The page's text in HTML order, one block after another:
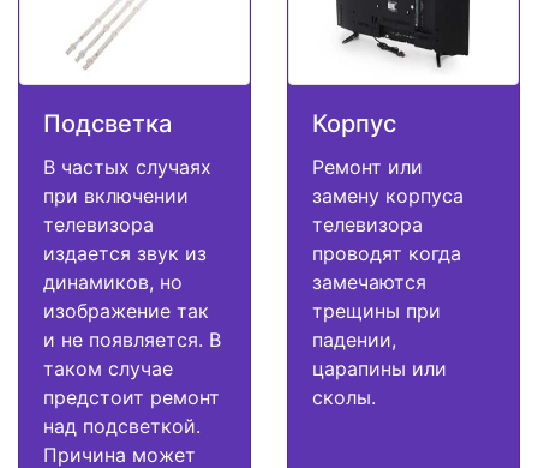
Подсветка
В частых случаях
при включении
телевизора
издается звук из
динамиков, но
изображение так
и не появляется. В
таком случае
предстоит ремонт
над подсветкой.
Причина может
Корпус
Ремонт или
замену корпуса
телевизора
проводят когда
замечаются
трещины при
падении,
царапины или
сколы.